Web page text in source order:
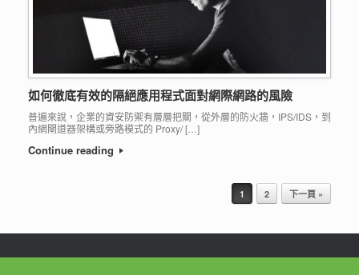
如何徹底有效的隔絕應用程式面對網際網路的風險
普遍來說，企業的資安防禦有層層把關，從外層的防火牆，IPS/IDS，到
內網閘道器架構或旁路模式的 Proxy/ […]
Continue reading
1 2 下一頁 »